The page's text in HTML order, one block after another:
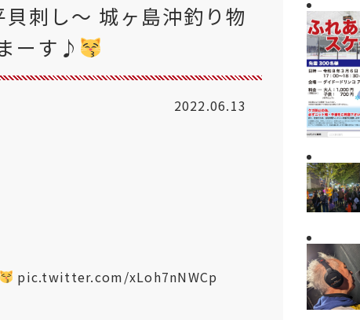
刺し〜 城ヶ島沖釣り物
ーす♪
2022.06.13
pic.twitter.com/xLoh7nNWCp